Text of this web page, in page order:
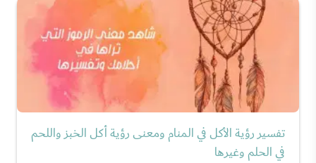
تفسير رؤية الأكل في المنام ومعنى رؤية أكل الخبز واللحم
في الحلم وغيرها